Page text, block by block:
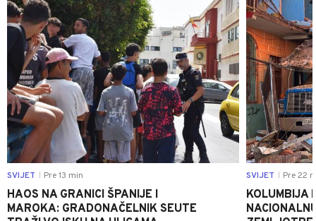
SVIJET Pre 13 min
HAOS NA GRANICI ŠPANIJE I
MAROKA: GRADONAČELNIK SEUTE
SVIJET Pre 22
KOLUMBIJA